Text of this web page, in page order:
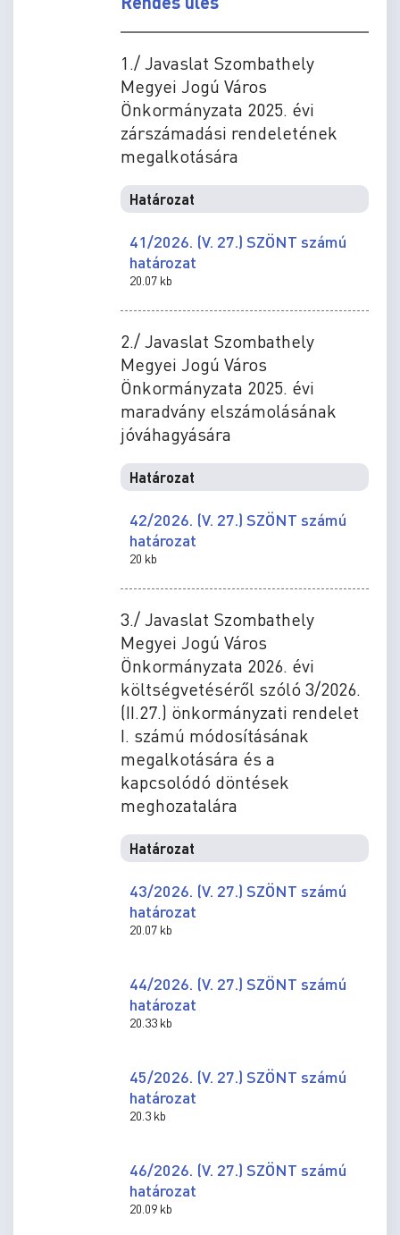
1./ Javaslat Szombathely
Megyei Jogú Város
Önkormányzata 2025. évi
zárszámadási rendeletének
megalkotására
Határozat
41/2026. (V. 27.) SZÖNT számú
határozat
20.07 kb
2./ Javaslat Szombathely
Megyei Jogú Város
Önkormányzata 2025. évi
maradvány elszámolásának
jóváhagyására
Határozat
42/2026. (V. 27.) SZÖNT számú
határozat
20 kb
3./ Javaslat Szombathely
Megyei Jogú Város
Önkormányzata 2026. évi
költségvetéséről szóló 3/2026.
(II.27.) önkormányzati rendelet
I. számú módosításának
megalkotására és a
kapcsolódó döntések
meghozatalára
Határozat
43/2026. (V. 27.) SZÖNT számú
határozat
20.07 kb
44/2026. (V. 27.) SZÖNT számú
határozat
20.33 kb
45/2026. (V. 27.) SZÖNT számú
határozat
20.3 kb
46/2026. (V. 27.) SZÖNT számú
határozat
20.09 kb